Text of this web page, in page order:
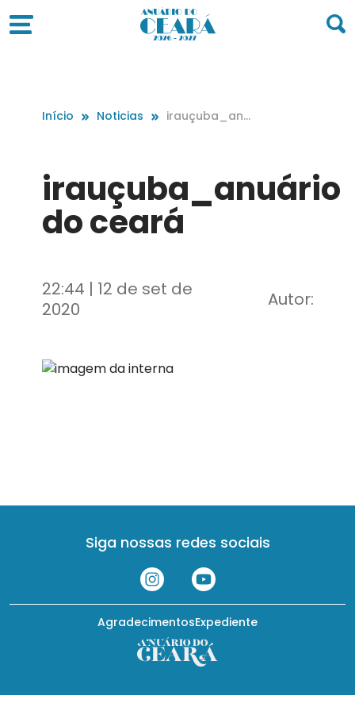
Início Noticias
irauçuba_anu
irauçuba_anuário
do ceará
22:44 | 12 de set de
2020
Autor:
Siga nossas redes sociais
Expediente
Agradecimentos